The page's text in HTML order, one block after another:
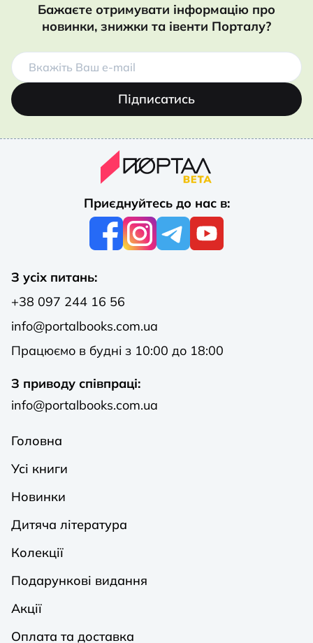
Бажаєте отримувати інформацію про
новинки, знижки та івенти Порталу?
Підписатись
Приєднуйтесь до нас в:
З усіх питань:
+38 097 244 16 56
info@portalbooks.com.ua
Працюємо в будні з 10:00 до 18:00
З приводу співпраці:
info@portalbooks.com.ua
Головна
Усі книги
Новинки
Дитяча література
Колекції
Подарункові видання
Акції
Оплата та доставка